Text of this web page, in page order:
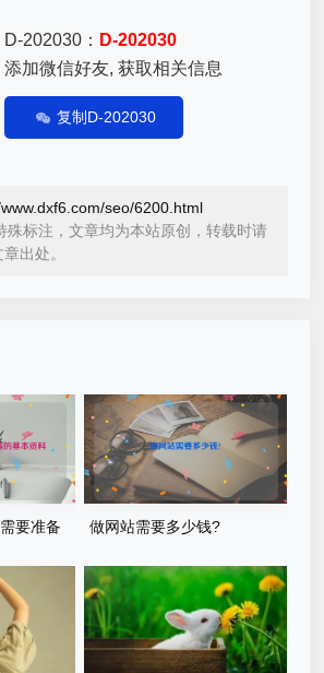
D-202030： D-202030
添加微信好友, 获取相关信息
复制D-202030
seo/6200.html
殊标注，文章均为本站原创，转载时请
出处。
要准备
做网站需要多少钱?